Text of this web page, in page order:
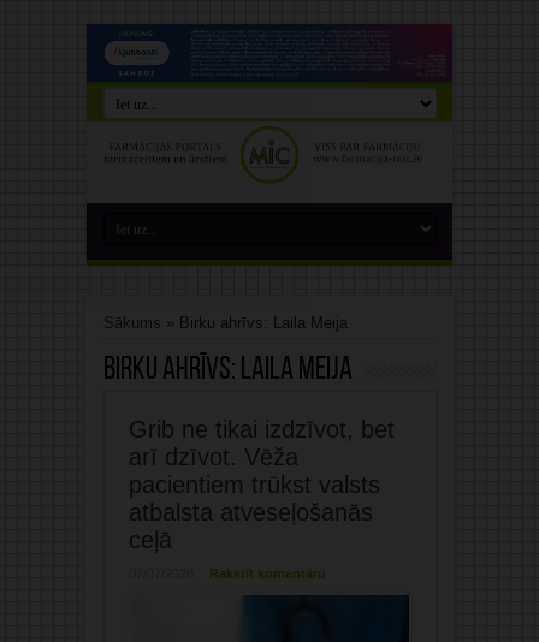
Sākums » Birku ahrīvs: Laila Meija
Birku ahrīvs: Laila Meija
Grib ne tikai izdzīvot, bet
arī dzīvot. Vēža
pacientiem trūkst valsts
atbalsta atveseļošanās
ceļā
Rakstīt komentāru